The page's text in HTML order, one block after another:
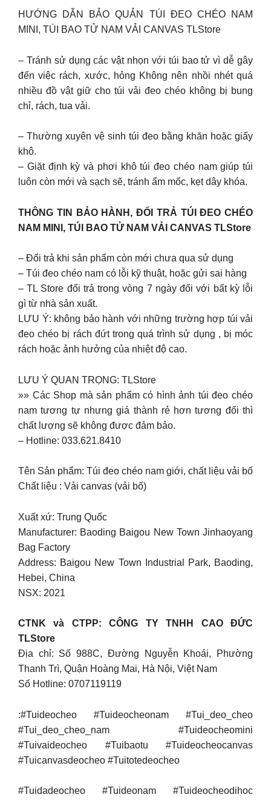
HƯỚNG DẪN BẢO QUẢN TÚI ĐEO CHÉO NAM
MINI, TÚI BAO TỬ NAM VẢI CANVAS TLStore
– Tránh sử dụng các vật nhọn với túi bao tử vì dễ gây
đến việc rách, xước, hỏng Không nên nhồi nhét quá
nhiều đồ vật giữ cho túi vải đeo chéo không bị bung
chỉ, rách, tua vải.
– Thường xuyên vệ sinh túi đeo bằng khăn hoặc giấy
khô.
– Giặt định kỳ và phơi khô túi đeo chéo nam giúp túi
luôn còn mới và sạch sẽ, tránh ẩm mốc, kẹt dây khóa.
THÔNG TIN BẢO HÀNH, ĐỔI TRẢ TÚI ĐEO CHÉO
NAM MINI, TÚI BAO TỬ NAM VẢI CANVAS TLStore
– Đổi trả khi sản phẩm còn mới chưa qua sử dụng
– Túi đeo chéo nam có lỗi kỹ thuật, hoặc gửi sai hàng
– TL Store đổi trả trong vòng 7 ngày đối với bất kỳ lỗi
gì từ nhà sản xuất.
LƯU Ý: không bảo hành với những trường hợp túi vải
đeo chéo bị rách đứt trong quá trình sử dụng , bị móc
rách hoặc ảnh hưởng của nhiệt độ cao.
LƯU Ý QUAN TRỌNG: TLStore
»» Các Shop mà sản phẩm có hình ảnh túi đeo chéo
nam tương tự nhưng giá thành rẻ hơn tương đối thì
chất lượng sẽ không được đảm bảo.
– Hotline: 033.621.8410
Tên Sản phẩm: Túi đeo chéo nam giới, chất liệu vải bố
Chất liệu : Vải canvas (vải bố)
Xuất xứ: Trung Quốc
Manufacturer: Baoding Baigou New Town Jinhaoyang
Bag Factory
Address: Baigou New Town Industrial Park, Baoding,
Hebei, China
NSX: 2021
CTNK và CTPP: CÔNG TY TNHH CAO ĐỨC
TLStore
Địa chỉ: Số 988C, Đường Nguyễn Khoái, Phường
Thanh Trì, Quận Hoàng Mai, Hà Nội, Việt Nam
Số Hotline: 0707119119
:#Tuideocheo #Tuideocheonam #Tui_deo_cheo
#Tui_deo_cheo_nam #Tuideocheomini
#Tuivaideocheo #Tuibaotu #Tuideocheocanvas
#Tuicanvasdeocheo #Tuitotedeocheo
#Tuidadeocheo #Tuideonam #Tuideocheodihoc